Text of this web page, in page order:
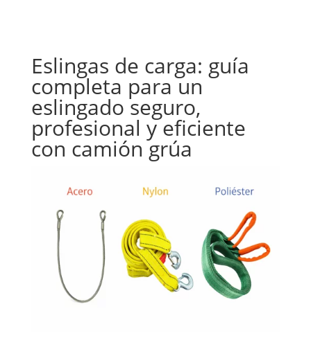
Eslingas de carga: guía
completa para un
eslingado seguro,
profesional y eficiente
con camión grúa